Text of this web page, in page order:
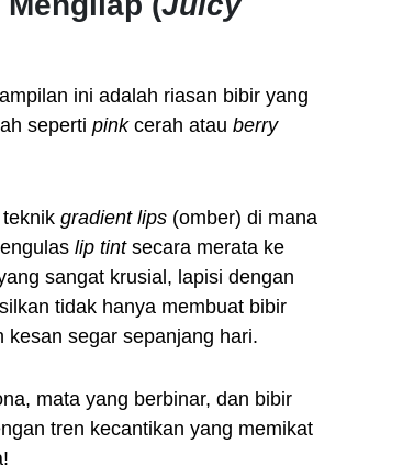
ini adalah riasan bibir yang
seperti pinkcerah atau berry
gradient lips (omber) di mana
lip tintsecara merata ke
sangat krusial, lapisi dengan
tidak hanya membuat bibir
segar sepanjang hari.
mata yang berbinar, dan bibir
tren kecantikan yang memikat